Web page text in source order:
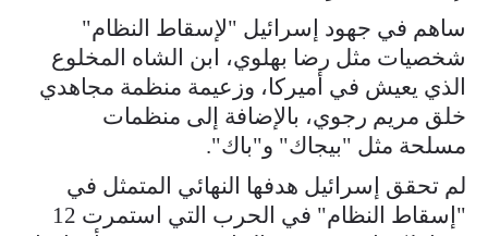
ساهم في جهود إسرائيل "لإسقاط النظام"
شخصيات مثل رضا بهلوي، ابن الشاه المخلوع
الذي يعيش في أميركا، وزعيمة منظمة مجاهدي
خلق مريم رجوي، بالإضافة إلى منظمات
مسلحة مثل "بيجاك" و"باك".
لم تحقق إسرائيل هدفها النهائي المتمثل في
"إسقاط النظام" في الحرب التي استمرت 12